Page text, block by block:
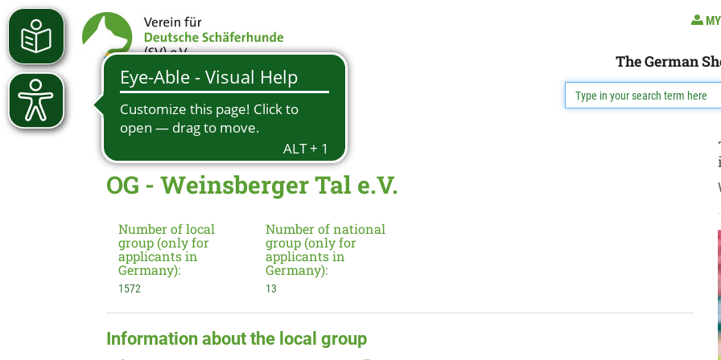
The German
OG - Weinsberger Tal e.V.
Number of local
group (only for
applicants in
Germany):
1572
Number of national
group (only for
applicants in
Germany):
13
Information about the local group